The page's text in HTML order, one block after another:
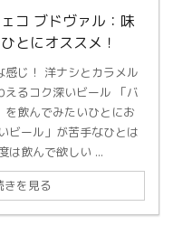
コ ブドヴァル：味
とにオススメ！
感じ！ 洋ナシとカラメル
えるコク深いビール 「バ
を飲んでみたいひとにお
ビール」が苦手なひとは
は飲んで欲しい ...
きを見る